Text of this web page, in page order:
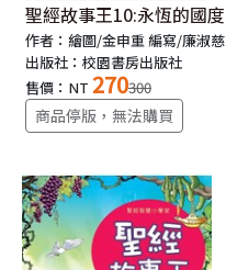
聖經故事王10:永恆的國度
作者：繪圖/金申重 編寫/廉淑慈
出版社：校園書房出版社
售價：NT 270300
商品停版，無法購買